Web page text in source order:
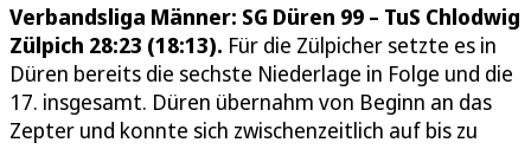
Verbandsliga Männer: SG Düren 99 – TuS Chlodwig
Zülpich 28:23 (18:13). Für die Zülpicher setzte es in
Düren bereits die sechste Niederlage in Folge und die
17. insgesamt. Düren übernahm von Beginn an das
Zepter und konnte sich zwischenzeitlich auf bis zu